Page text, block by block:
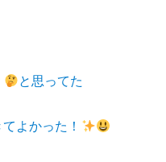
と思ってた
よかった！